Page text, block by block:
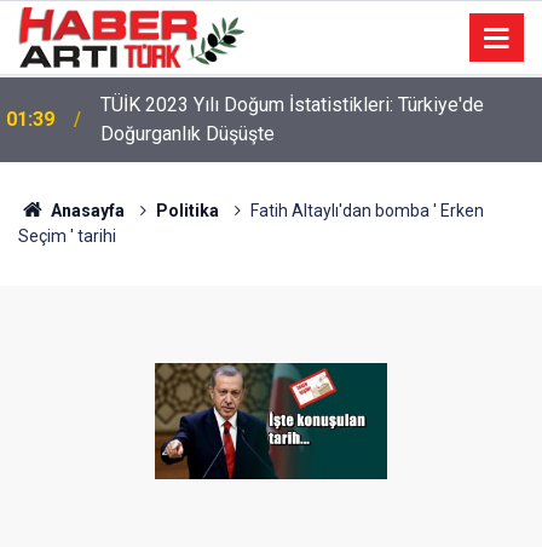
22:47 16 Maddelik Maden Kanunu Teklif Kabul Edildi
Anasayfa Politika
Fatih Altaylı'dan bomba ' Erken
Seçim ' tarihi